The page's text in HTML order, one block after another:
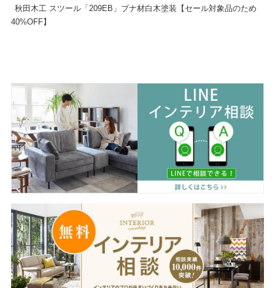
秋田木工 スツール「209EB」ブナ材白木塗装【セール対象品のため
40%OFF】